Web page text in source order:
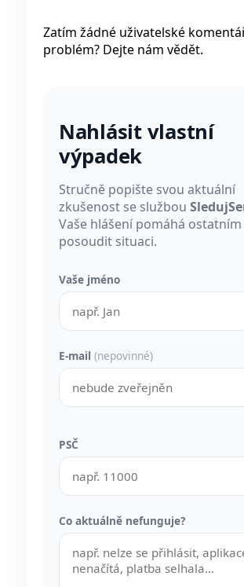
Zatím žádné uživatelské
problém? Dejte nám vědět.
Nahlásit vlastní
výpadek
Stručně popište svou aktuální
zkušenost se službou
Vaše hlášení pomáhá
posoudit situaci.
Vaše jméno
E-mail (nepovinné)
PSČ
Co aktuálně nefunguje?